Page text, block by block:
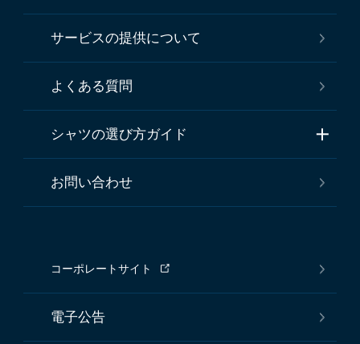
サービスの提供について
よくある質問
シャツの選び方ガイド
お問い合わせ
コーポレートサイト
電子公告